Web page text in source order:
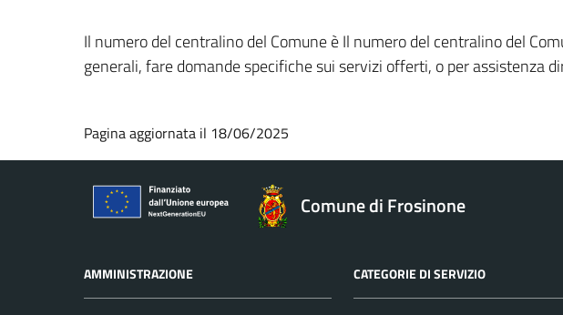
Il numero del centralino del Comune è Il numero del centralino del
generali, fare domande specifiche sui servizi offerti, o per assistenza
Pagina aggiornata il 18/06/2025
Comune di Frosinone
AMMINISTRAZIONE CATEGORIE DI SERVIZIO